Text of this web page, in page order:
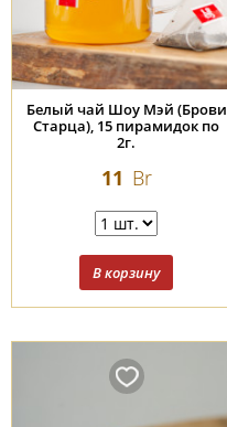
Белый чай Шоу Мэй (Брови
Старца), 15 пирамидок по
2г.
11 Br